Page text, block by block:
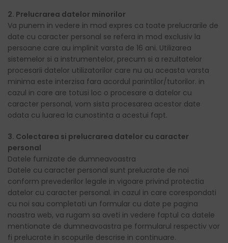
2. Prelucrarea datelor minorilor
Va punem in vedere in mod expres ca toate prelucrarile de
date cu caracter personal se refera in mod exclusiv la
persoane care au implinit varsta de 16 ani. Utilizarea
sistemelor si a instrumentelor, precum si a rezultatelor
procesarii datelor utilizatorilor care nu au aceasta varsta
minima este interzisa fara acordul parintilor/tutorilor. in
cazul in care are totusi loc o procesare a datelor cu
caracter personal, vom sista procesarea acestor date
odata cu luarea la cunostinta a acestui fapt.
3. Colectarea si prelucrarea datelor cu caracter
personal
Datele furnizate de dumneavoastra
Datele cu caracter personal sunt prelucrate de noi
conform prevederilor legale in vigoare privind protectia
datelor cu caracter personal. in cazul in care corespondati
cu noi sau completati un formular cu date pe pagina
noastra web, va rugam sa aveti in vedere faptul ca datele
mentionate de dumneavoastra pe formularul respectiv vor
fi prelucrate in scopurile descrise in continuare.